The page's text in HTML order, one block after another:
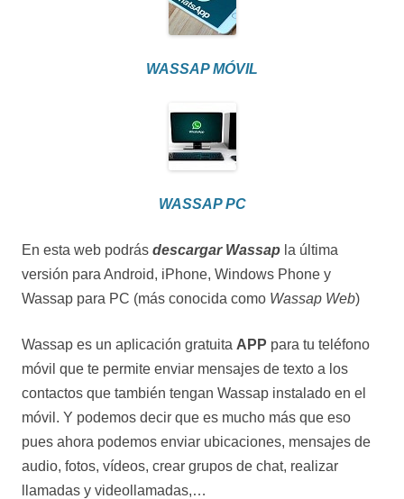
WASSAP MÓVIL
WASSAP PC
En esta web podrás descargar Wassap la última
versión para Android, iPhone, Windows Phone y
Wassap para PC (más conocida como Wassap Web)
Wassap es un aplicación gratuita APP para tu teléfono
móvil que te permite enviar mensajes de texto a los
contactos que también tengan Wassap instalado en el
móvil. Y podemos decir que es mucho más que eso
pues ahora podemos enviar ubicaciones, mensajes de
audio, fotos, vídeos, crear grupos de chat, realizar
llamadas y videollamadas,…